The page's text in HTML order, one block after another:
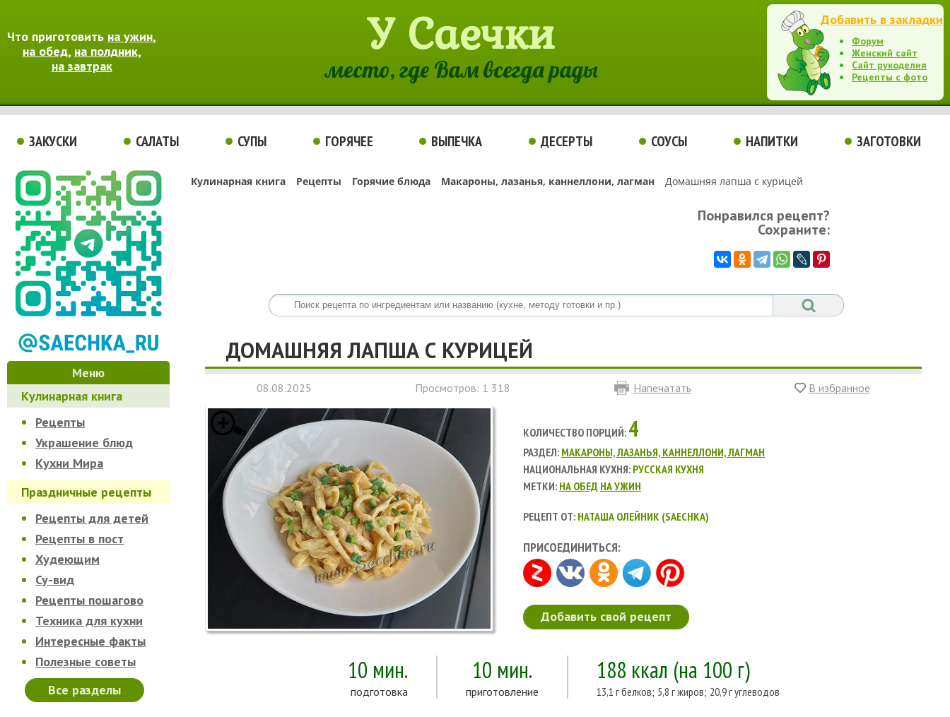
Что приготовить на ужин,
на обед, на полдник,
на завтрак
У Саечки
место, где Вам всегда рады
Добавить в закладки
Форум
Женский сайт
Сайт рукоделия
Рецепты с фото
ЗАКУСКИ САЛАТЫ СУПЫ ГОРЯЧЕЕ ВЫПЕЧКА ДЕСЕРТЫ СОУСЫ НАПИТКИ ЗАГОТОВКИ
Меню
Кулинарная книга
Рецепты
Украшение блюд
Кухни Мира
Праздничные рецепты
Рецепты для детей
Рецепты в пост
Худеющим
Су-вид
Рецепты пошагово
Техника для кухни
Интересные факты
Полезные советы
Все разделы
Кулинарная книга Рецепты Горячие блюда Макароны, лазанья, каннеллони, лагман Домашняя лапша с курицей
Понравился рецепт?
Сохраните:
ДОМАШНЯЯ ЛАПША С КУРИЦЕЙ
08.08.2025 Просмотров: 1 318 Напечатать В избранное
КОЛИЧЕСТВО ПОРЦИЙ: 4
РАЗДЕЛ: МАКАРОНЫ, ЛАЗАНЬЯ, КАННЕЛЛОНИ, ЛАГМАН
НАЦИОНАЛЬНАЯ КУХНЯ: РУССКАЯ КУХНЯ
МЕТКИ: НА ОБЕД НА УЖИН
РЕЦЕПТ ОТ: НАТАША ОЛЕЙНИК (SAECHKA)
ПРИСОЕДИНИТЬСЯ:
Добавить свой рецепт
10 мин.
подготовка
10 мин.
приготовление
188 ккал (на 100 г)
13,1 г белков; 5,8 г жиров; 20,9 г углеводов